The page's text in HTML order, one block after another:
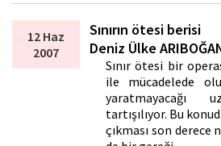
12 Haz
2007
Sınırın ötesi berisi
Deniz Ülke
Sınır ötesi bir
ile mücadelede
tartışılıyor. Bu
çıkması son